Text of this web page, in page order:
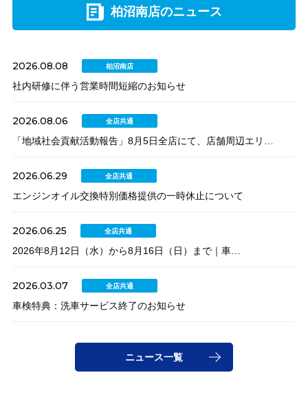
柏沼南店のニュース
2026.08.08 柏沼南店
社内研修に伴う営業時間短縮のお知らせ
2026.08.06 全店共通
「地域社会貢献活動報告」8月5日全店にて、店舗周辺エリ…
2026.06.29 全店共通
エンジンオイル交換特別価格提供の一時休止について
2026.06.25 全店共通
2026年8月12日（水）から8月16日（日）まで｜車…
2026.03.07 全店共通
車検特典：洗車サービス終了のお知らせ
ニュース一覧